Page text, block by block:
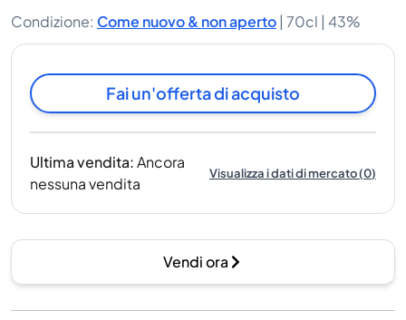
Condizione: Come nuovo & non aperto | 70cl | 43%
Fai un'offerta di acquisto
Ultima vendita:Ancora
nessuna vendita
Visualizza i dati di mercato(0)
Vendi ora